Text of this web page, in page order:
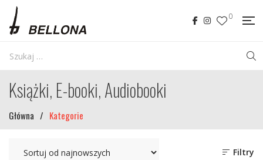
0
Książki, E-booki, Audiobooki
Główna / Kategorie
Filtry